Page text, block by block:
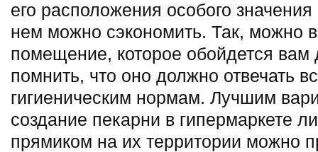
его расположения особого
нем можно сэкономить. Так, можно
помещение, которое обойдется
помнить, что оно должно отвечать
гигиеническим нормам. Лучшим
создание пекарни в гипермаркете
прямиком на их территории можно